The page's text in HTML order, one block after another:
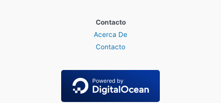
Contacto
Acerca De
Contacto